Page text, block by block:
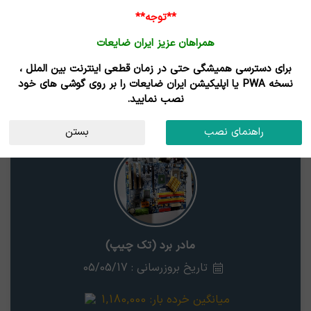
نتایج جستجوی قیمت
خوزستان
مادر برد (تک چیپ)
تاریخ بروزرسانی : 05/05/17
میانگین خرده بار: 1,180,000
**توجه**
همراهان عزیز ایران ضایعات
برای دسترسی همیشگی حتی در زمان قطعی اینترنت بین الملل ،
نسخه PWA یا اپلیکیشن ایران ضایعات را بر روی گوشی های خود
نصب نمایید.
راهنمای نصب بستن